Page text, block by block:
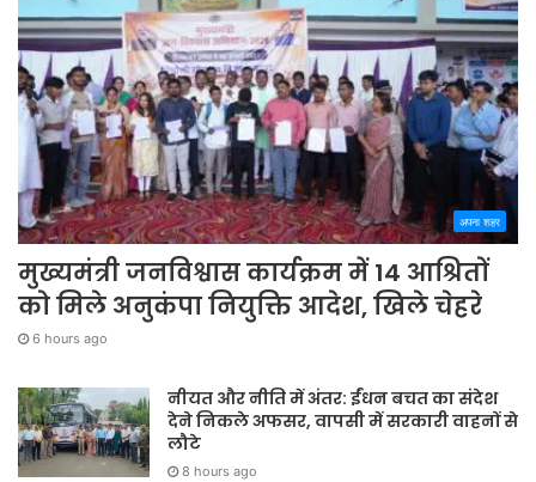
अपना शहर
मुख्यमंत्री जनविश्वास कार्यक्रम में 14 आश्रितों
को मिले अनुकंपा नियुक्ति आदेश, खिले चेहरे
6 hours ago
नीयत और नीति में अंतर: ईंधन बचत का संदेश
देने निकले अफसर, वापसी में सरकारी वाहनों से
लौटे
8 hours ago